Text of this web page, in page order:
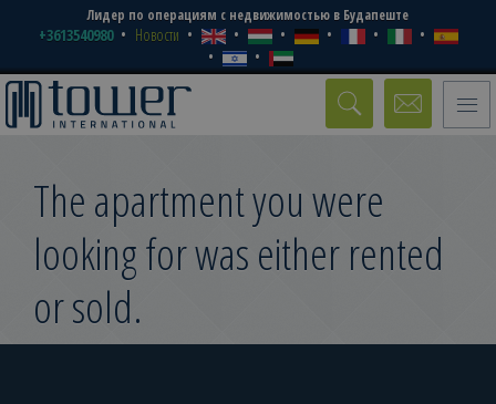
Лидер по операциям с недвижимостью в Будапеште
+3613540980 Новости
Toggle
The apartment you were
looking for was either rented
or sold.